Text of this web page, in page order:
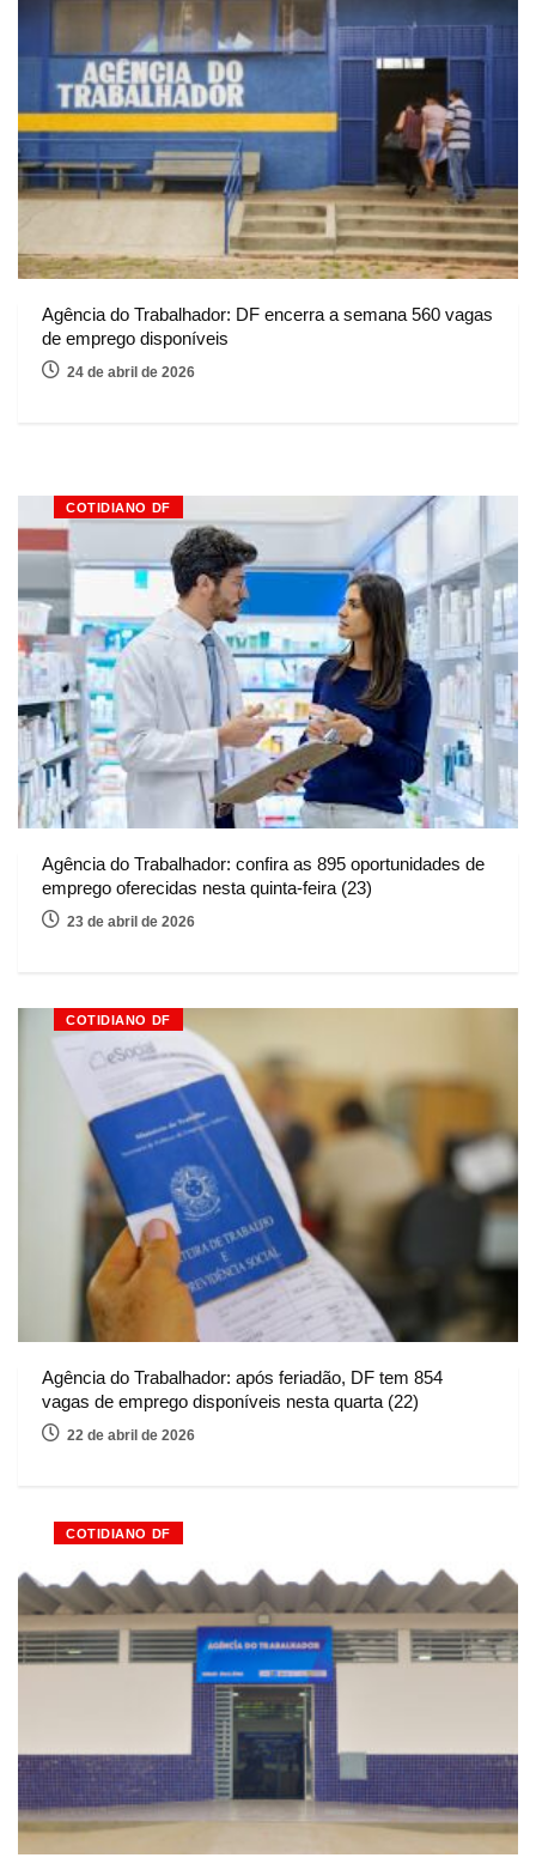
Agência do Trabalhador: DF encerra a semana 560 vagas
de emprego disponíveis
24 de abril de 2026
COTIDIANO DF
Agência do Trabalhador: confira as 895 oportunidades de
emprego oferecidas nesta quinta-feira (23)
23 de abril de 2026
COTIDIANO DF
Agência do Trabalhador: após feriadão, DF tem 854
vagas de emprego disponíveis nesta quarta (22)
22 de abril de 2026
COTIDIANO DF